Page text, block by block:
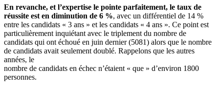
En revanche, et l’expertise le pointe parfaitement, le taux de
réussite est en diminution de 6 %, avec un différentiel de 14 %
entre les candidats « 3 ans » et les candidats « 4 ans ». Ce point est
particulièrement inquiétant avec le triplement du nombre de
candidats qui ont échoué en juin dernier (5081) alors que le nombre
de candidats avait seulement doublé. Rappelons que les autres
années, le
nombre de candidats en échec n’étaient « que » d’environ 1800
personnes.